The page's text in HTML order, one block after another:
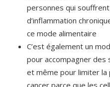
personnes qui
d’inflammation
ce mode alimentaire
C’est également un
pour accompagner des
et même pour limiter
cancer parce que les